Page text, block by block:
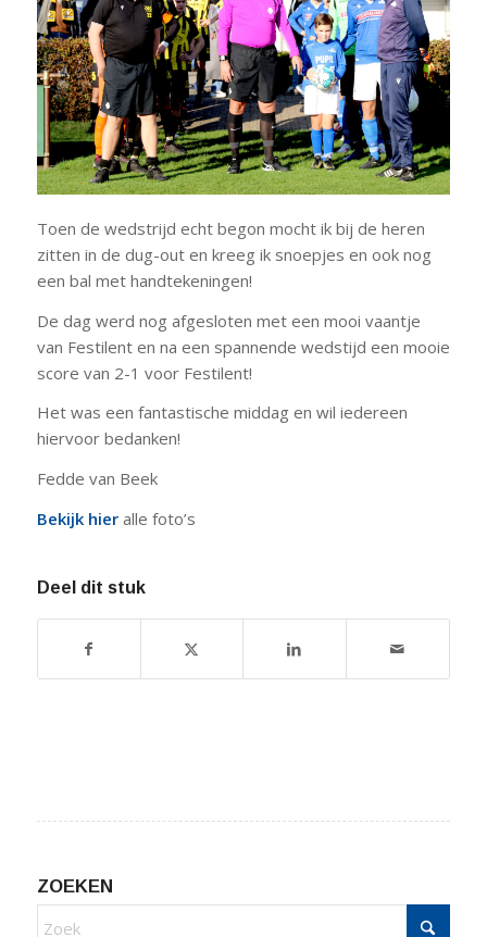
Toen de wedstrijd echt begon mocht ik bij de heren
zitten in de dug-out en kreeg ik snoepjes en ook nog
een bal met handtekeningen!
De dag werd nog afgesloten met een mooi vaantje
van Festilent en na een spannende wedstijd een mooie
score van 2-1 voor Festilent!
Het was een fantastische middag en wil iedereen
hiervoor bedanken!
Fedde van Beek
Bekijk hieralle foto’s
Deel dit stuk
ZOEKEN